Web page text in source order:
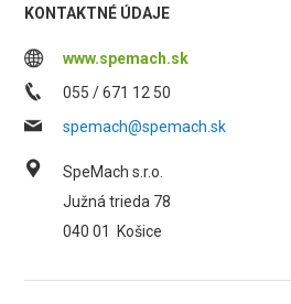
KONTAKTNÉ ÚDAJE
www.spemach.sk
055 / 671 12 50
spemach@spemach.sk
SpeMach s.r.o.
Južná trieda 78
040 01
Košice